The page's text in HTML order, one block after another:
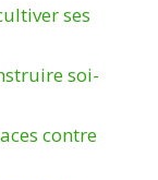
ses
soi-
contre